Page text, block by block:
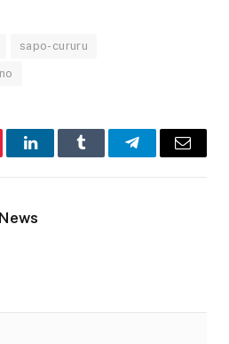
sapo-cururu
LinkedInTumblr TelegramEmail